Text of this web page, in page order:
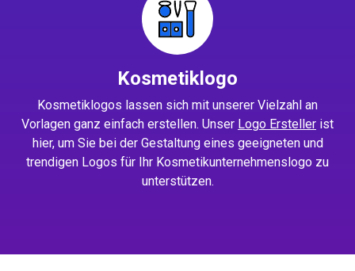
Kosmetiklogo
Kosmetiklogos lassen sich mit unserer Vielzahl an
Vorlagen ganz einfach erstellen. Unser Logo Ersteller ist
hier, um Sie bei der Gestaltung eines geeigneten und
trendigen Logos für Ihr Kosmetikunternehmenslogo zu
unterstützen.